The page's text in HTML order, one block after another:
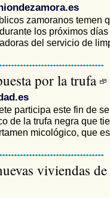
zamoranos temen
los próximos
del servicio de
por la trufa
participa este fin de
de la trufa negra que
micológico, que
viviendas